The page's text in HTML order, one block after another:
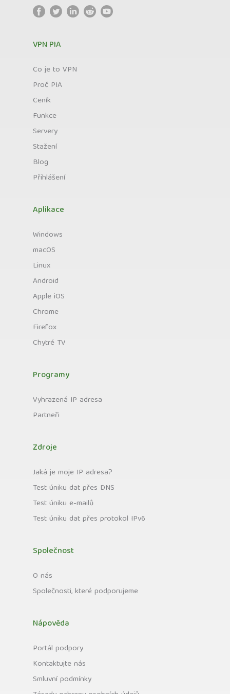
VPN PIA
Co je to VPN
Proč PIA
Ceník
Funkce
Servery
Stažení
Blog
Přihlášení
Aplikace
Windows
macOS
Linux
Android
Apple iOS
Chrome
Firefox
Chytré TV
Programy
Vyhrazená IP adresa
Partneři
Zdroje
Jaká je moje IP adresa?
Test úniku dat přes DNS
Test úniku e-mailů
Test úniku dat přes protokol IPv6
Společnost
O nás
Společnosti, které podporujeme
Nápověda
Portál podpory
Kontaktujte nás
Smluvní podmínky